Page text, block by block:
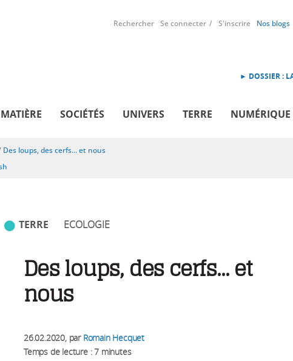
Rechercher Se connecter S'inscrire Nos blogs
► DOSSIER :
MATIÈRE SOCIÉTÉS UNIVERS TERRE NUMÉRIQUE
Des loups, des cerfs... et nous
TERRE ECOLOGIE
Des loups, des cerfs... et
nous
26.02.2020, par Romain Hecquet
Temps de lecture : 7 minutes